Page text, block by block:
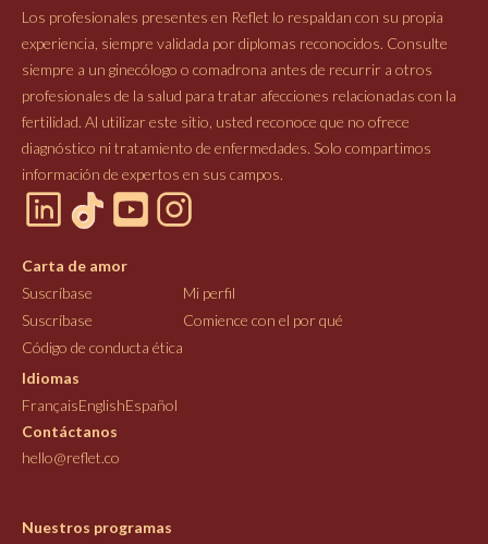
Los profesionales presentes en Reflet lo respaldan con su propia
experiencia, siempre validada por diplomas reconocidos. Consulte
siempre a un ginecólogo o comadrona antes de recurrir a otros
profesionales de la salud para tratar afecciones relacionadas con la
fertilidad. Al utilizar este sitio, usted reconoce que no ofrece
diagnóstico ni tratamiento de enfermedades. Solo compartimos
información de expertos en sus campos.
Carta de amor
Suscríbase
Mi perfil
Suscríbase
Comience con el por qué
Código de conducta ética
Idiomas
FrançaisEnglishEspañol
Contáctanos
hello@reflet.co
Nuestros programas